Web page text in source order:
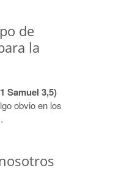
de
la
Samuel 3,5)
obvio en los